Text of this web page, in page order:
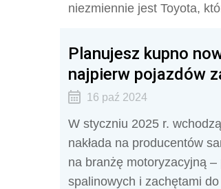
niezmiennie jest Toyota,
Planujesz kupno
najpierw pojazdów
16 paź 2024
W styczniu 2025 r.
nakłada na producentów
na branżę motoryzacyjną
spalinowych i zachętami